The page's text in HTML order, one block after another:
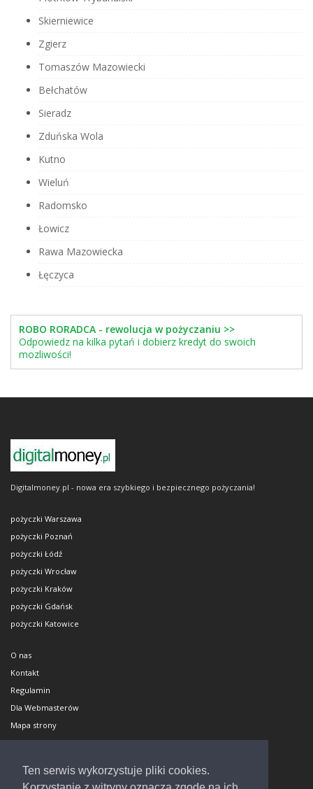
Ten serwis wykorzystuje pliki cookies.
Skierniewice
Zgierz
Tomaszów Mazowiecki
Bełchatów
Sieradz
Zduńska Wola
Kutno
Wieluń
Radomsko
Łowicz
Rawa Mazowiecka
Łęczyca
ROBO RORADCA - rewolucja w pożyczaniu >>
Odpowiedz na kilka pytań i dobierz kredyt do swoich
mozliwości!
Digitalmoney.pl - nowa era szybkiego i bezpiecznego pożyczania!
pożyczki Warszawa
pożyczki Poznań
pożyczki Łódź
pożyczki Wrocław
pożyczki Kraków
pożyczki Gdańsk
pożyczki Katowice
O nas
Kontakt
Regulamin
Dla Webmasterów
Mapa strony
Polityka cookies
Napisali o nas